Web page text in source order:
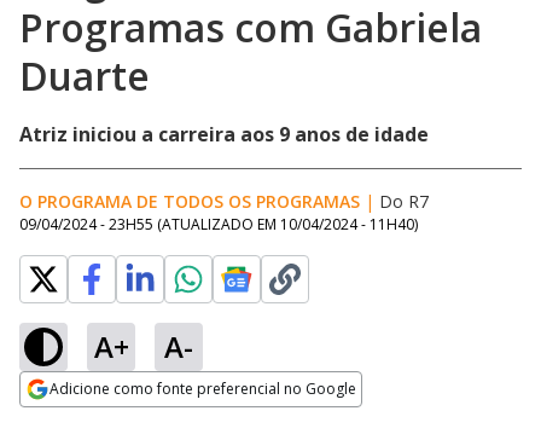
Programas com Gabriela
Duarte
Atriz iniciou a carreira aos 9 anos de idade
O PROGRAMA DE TODOS OS PROGRAMAS | Do R7
09/04/2024 - 23H55 (ATUALIZADO EM 10/04/2024 - 11H40)
A+ A-
Adicione como fonte preferencial no Google
Ativar
Loaded :
1.51%